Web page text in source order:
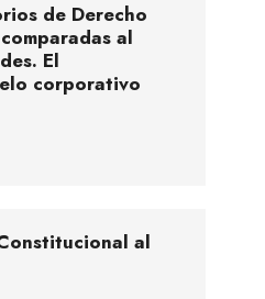
de Derecho
al
El
corporativo
al